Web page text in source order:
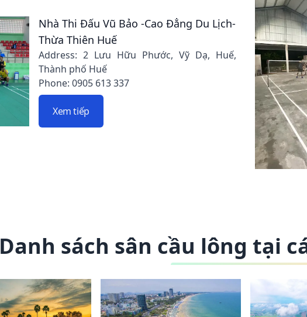
Nhà Thi Đấu Vũ Bảo -Cao Đẳng Du Lịch-
Thừa Thiên Huế
Address: 2 Lưu Hữu Phước, Vỹ Dạ, Huế,
Thành phố Huế
Phone: 0905 613 337
Xem tiếp
Danh sách sân cầu lông tại